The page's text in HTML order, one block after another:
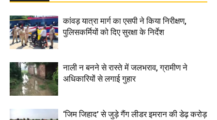
कांवड़ यात्रा मार्ग का एसपी ने किया निरीक्षण,
पुलिसकर्मियों को दिए सुरक्षा के निर्देश
नाली न बनने से रास्ते में जलभराव, ग्रामीण ने
अधिकारियों से लगाई गुहार
‘जिम जिहाद’ से जुड़े गैंग लीडर इमरान की डेढ़ करोड़